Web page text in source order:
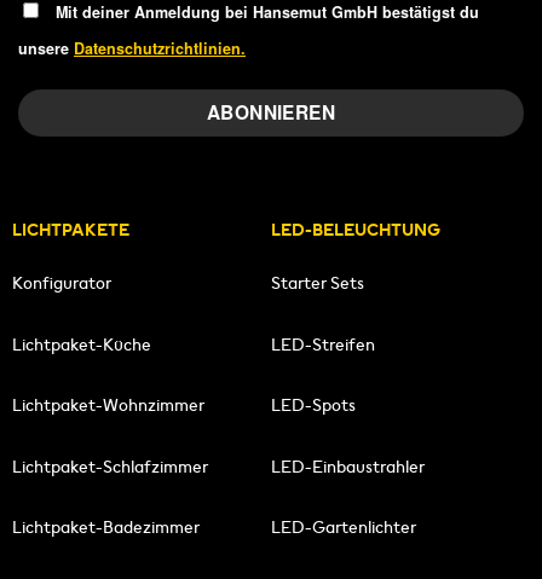
Mit deiner Anmeldung bei Hansemut GmbH bestätigst du
unsere Datenschutzrichtlinien.
LICHTPAKETE
Konfigurator
Lichtpaket-Küche
Lichtpaket-Wohnzimmer
Lichtpaket-Schlafzimmer
Lichtpaket-Badezimmer
LED-BELEUCHTUNG
Starter Sets
LED-Streifen
LED-Spots
LED-Einbaustrahler
LED-Gartenlichter